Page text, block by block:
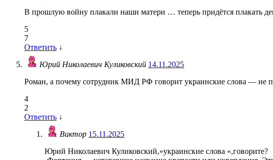
В прошлую войну плакали наши матери … теперь придётся плакать
5
7
Ответить ↓
Юрий Николаевич Куликовский 14.11.2025
Роман, а почему сотрудник МИД РФ говорит украинские слова — не
4
2
Ответить ↓
Виктор 15.11.2025
Юрий Николаевич Куликовский,»украинские слова «,говорите?